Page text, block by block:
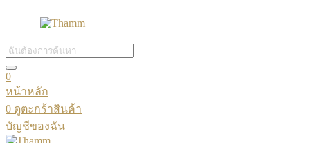
0
หน้าหลัก
0 ดูตะกร้าสินค้า
บัญชีของฉัน